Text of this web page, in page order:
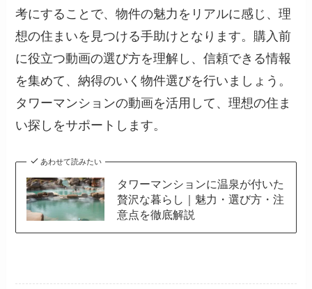
考にすることで、物件の魅力をリアルに感じ、理
想の住まいを見つける手助けとなります。購入前
に役立つ動画の選び方を理解し、信頼できる情報
を集めて、納得のいく物件選びを行いましょう。
タワーマンションの動画を活用して、理想の住ま
い探しをサポートします。
あわせて読みたい
タワーマンションに温泉が付いた
贅沢な暮らし｜魅力・選び方・注
意点を徹底解説